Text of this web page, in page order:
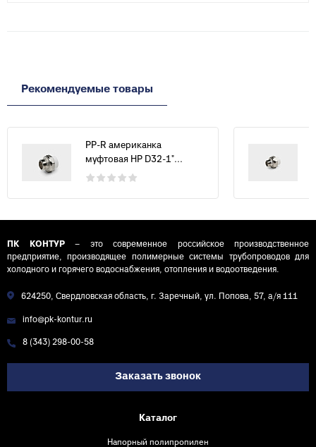
Рекомендуемые товары
PP-R американка
муфтовая НР D32-1"...
ПК КОНТУР– это современное российское производственное
предприятие, производящее полимерные системы трубопроводов для
холодного и горячего водоснабжения, отопления и водоотведения.
624250, Свердловская область, г. Заречный, ул. Попова, 57, а/я 111
info@pk-kontur.ru
8 (343) 298-00-58
Заказать звонок
Каталог
Напорный полипропилен